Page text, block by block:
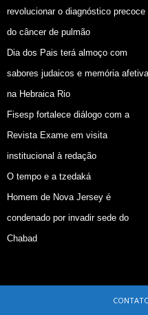
revolucionar o diagnóstico precoce
do câncer de pulmão
Dia dos Pais terá almoço com
sabores judaicos e memória afetiva
na Hebraica Rio
Fisesp fortalece diálogo com a
Revista Exame em visita
institucional à redação
O tempo e a tzedaká
Homem de Nova Jersey é
condenado por invadir sede do
Chabad